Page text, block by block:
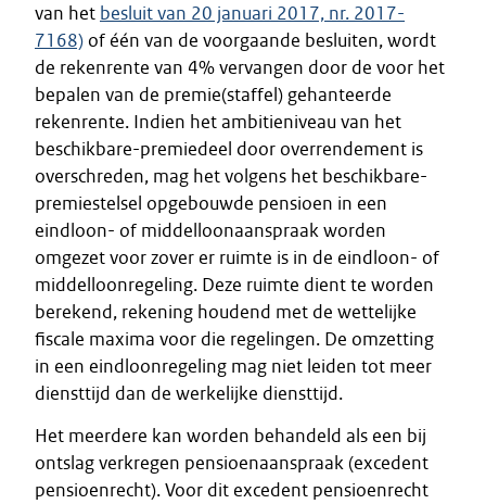
van het besluit van 20 januari 2017, nr. 2017-
7168) of één van de voorgaande besluiten, wordt
de rekenrente van 4% vervangen door de voor het
bepalen van de premie(staffel) gehanteerde
rekenrente. Indien het ambitieniveau van het
beschikbare-premiedeel door overrendement is
overschreden, mag het volgens het beschikbare-
premiestelsel opgebouwde pensioen in een
eindloon- of middelloonaanspraak worden
omgezet voor zover er ruimte is in de eindloon- of
middelloonregeling. Deze ruimte dient te worden
berekend, rekening houdend met de wettelijke
fiscale maxima voor die regelingen. De omzetting
in een eindloonregeling mag niet leiden tot meer
diensttijd dan de werkelijke diensttijd.
Het meerdere kan worden behandeld als een bij
ontslag verkregen pensioenaanspraak (excedent
pensioenrecht). Voor dit excedent pensioenrecht